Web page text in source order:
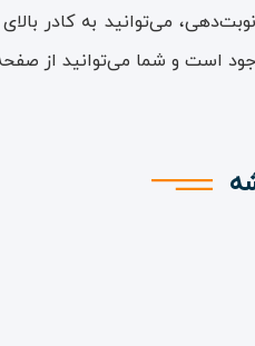
می‌توانید به کادر
است و شما می‌توانید از